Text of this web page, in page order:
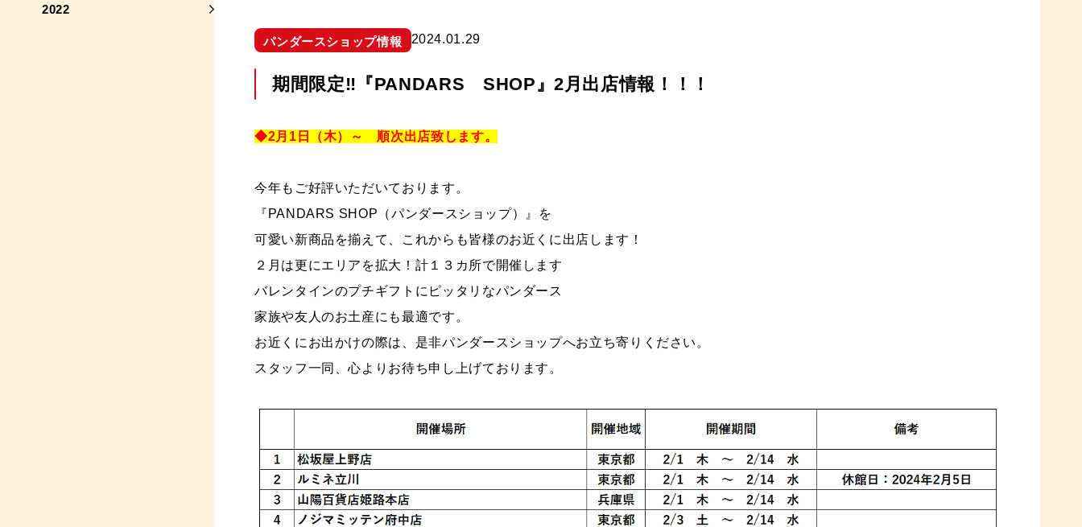
パンダースショップ情報 2024.01.29
期間限定‼『PANDARS SHOP』2月出店情報！！！
◆2月1日（木）～ 順次出店致します。
今年もご好評いただいております。
『PANDARS SHOP（パンダースショップ）』を
可愛い新商品を揃えて、これからも皆様のお近くに出店します！
２月は更にエリアを拡大！計１３カ所で開催します
バレンタインのプチギフトにピッタリなパンダース
家族や友人のお土産にも最適です。
お近くにお出かけの際は、是非パンダースショップへお立ち寄りください。
スタッフ一同、心よりお待ち申し上げております。
2022